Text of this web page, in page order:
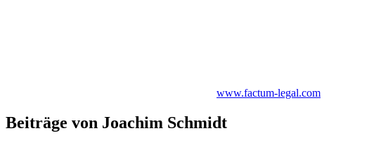
www.factum-legal.com
Beiträge von Joachim Schmidt